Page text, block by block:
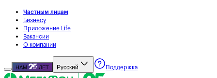
Частным лицам
Бизнесу
Приложение Life
Вакансии
О компании
НАМ ЛЕТ Русский Поддержка